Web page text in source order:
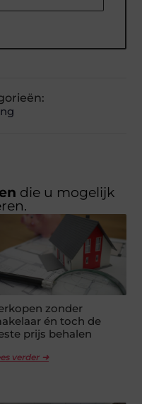
die u mogelijk
zonder
én toch de
prijs behalen
verder ➜